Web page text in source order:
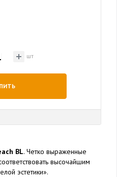
шт
BL. Четко выраженные
высочайшим
эстетики».